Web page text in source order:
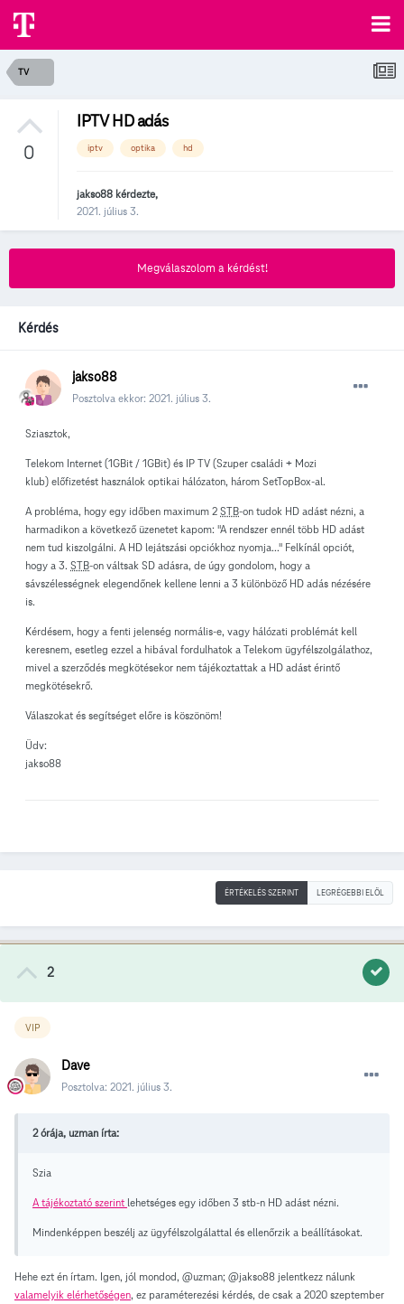
TV
0
IPTV HD adás
iptv optika hd
jakso88 kérdezte,
2021. július 3.
Megválaszolom a kérdést!
Kérdés
jakso88
Posztolva ekkor: 2021. július 3.
Sziasztok,
Telekom Internet (1GBit / 1GBit) és IP TV (Szuper családi + Mozi
klub) előfizetést használok optikai hálózaton, három SetTopBox-al.
A probléma, hogy egy időben maximum 2 STB-on tudok HD adást nézni, a
harmadikon a következő üzenetet kapom: "A rendszer ennél több HD adást
nem tud kiszolgálni. A HD lejátszási opciókhoz nyomja..." Felkínál opciót,
hogy a 3. STB-on váltsak SD adásra, de úgy gondolom, hogy a
sávszélességnek elegendőnek kellene lenni a 3 különböző HD adás nézésére
is.
Kérdésem, hogy a fenti jelenség normális-e, vagy hálózati problémát kell
keresnem, esetleg ezzel a hibával fordulhatok a Telekom ügyfélszolgálathoz,
mivel a szerződés megkötésekor nem tájékoztattak a HD adást érintő
megkötésekrő.
Válaszokat és segítséget előre is köszönöm!
Üdv:
jakso88
ÉRTÉKELÉS SZERINT LEGRÉGEBBI ELÖL
2
VIP
Dave
Posztolva: 2021. július 3.
2 órája, uzman írta:
Szia
A tájékoztató szerint lehetséges egy időben 3 stb-n HD adást nézni.
Mindenképpen beszélj az ügyfélszolgálattal és ellenőrzik a beállításokat.
Hehe ezt én írtam. Igen, jól mondod, @uzman; @jakso88 jelentkezz nálunk
valamelyik elérhetőségen, ez paraméterezési kérdés, de csak a 2020 szeptember